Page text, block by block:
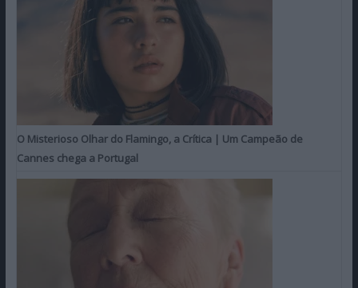
O Misterioso Olhar do Flamingo, a Crítica | Um Campeão de
Cannes chega a Portugal